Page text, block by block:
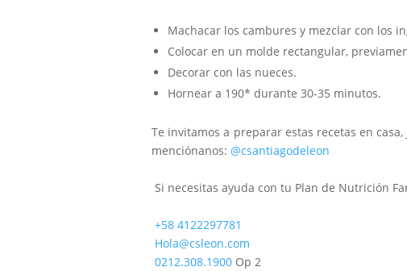
Machacar los cambures y mezclar con los
Colocar en un molde rectangular,
Decorar con las nueces.
Hornear a 190* durante 30-35 minutos.
Te invitamos a preparar estas recetas en
menciónanos:@csantiagodeleon
Si necesitas ayuda con tu Plan de Nutrición
+58 4122297781
Hola@csleon.com
0212.308.1900 Op 2